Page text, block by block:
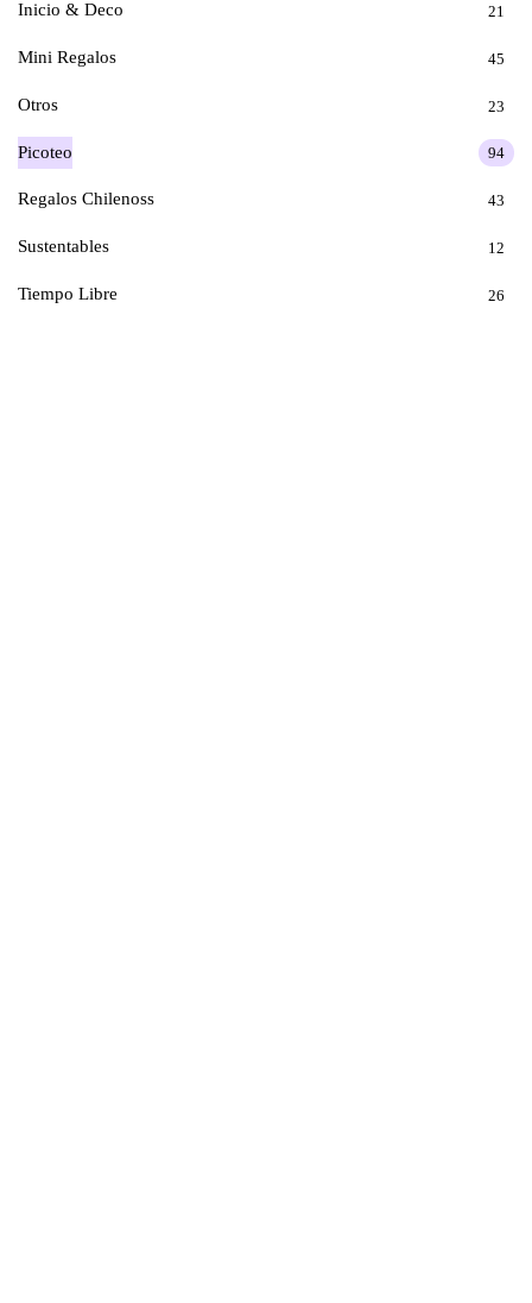
Inicio & Deco 21
Mini Regalos 45
Otros 23
Picoteo 94
Regalos Chilenoss 43
Sustentables 12
Tiempo Libre 26